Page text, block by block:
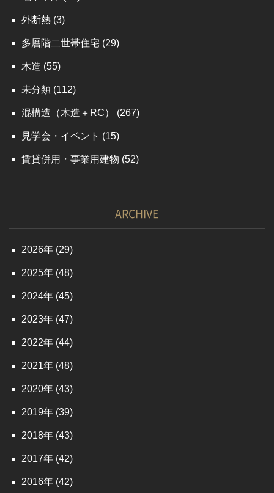
外断熱 (3)
多層階二世帯住宅 (29)
木造 (55)
未分類 (112)
混構造（木造＋RC） (267)
見学会・イベント (15)
賃貸併用・事業用建物 (52)
ARCHIVE
2026 (29)
2025 (48)
2024 (45)
2023 (47)
2022 (44)
2021 (48)
2020 (43)
2019 (39)
2018 (43)
2017 (42)
2016 (42)